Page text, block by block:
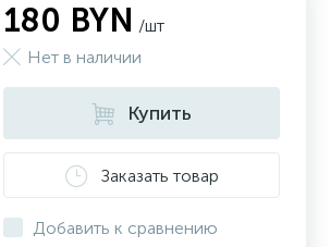
180 BYN /шт
Нет в наличии
Купить
Заказать товар
Добавить к сравнению